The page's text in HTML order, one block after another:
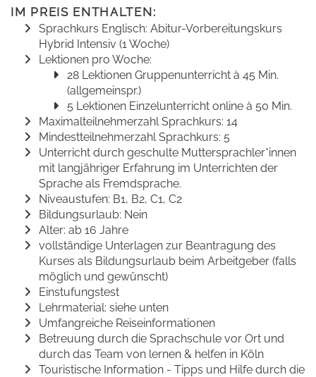
IM PREIS ENTHALTEN:
Sprachkurs Englisch: Abitur-Vorbereitungskurs
Hybrid Intensiv (1 Woche)
Lektionen pro Woche:
28 Lektionen Gruppenunterricht à 45 Min.
(allgemeinspr.)
5 Lektionen Einzelunterricht online à 50 Min.
Maximalteilnehmerzahl Sprachkurs: 14
Mindestteilnehmerzahl Sprachkurs: 5
Unterricht durch geschulte Muttersprachler*innen
mit langjähriger Erfahrung im Unterrichten der
Sprache als Fremdsprache.
Niveaustufen: B1, B2, C1, C2
Bildungsurlaub: Nein
Alter: ab 16 Jahre
vollständige Unterlagen zur Beantragung des
Kurses als Bildungsurlaub beim Arbeitgeber (falls
möglich und gewünscht)
Einstufungstest
Lehrmaterial: siehe unten
Umfangreiche Reiseinformationen
Betreuung durch die Sprachschule vor Ort und
durch das Team von lernen & helfen in Köln
Touristische Information - Tipps und Hilfe durch die